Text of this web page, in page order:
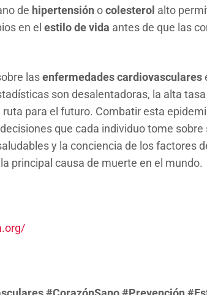
de hipertensión ocolesterol alto
en el estilo de vida antes de que las
lasenfermedades cardiovasculares
son desalentadoras, la alta
para el futuro. Combatir esta
que cada individuo tome sobre
y la conciencia de los factores
principal causa de muerte en el mundo.